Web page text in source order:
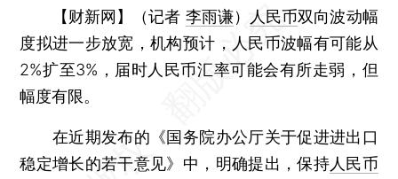
【财新网】（记者 李雨谦） 人民币双向波动幅
度拟进一步放宽，机构预计，人民币波幅有可能从
2%扩至3%，届时人民币汇率可能会有所走弱，但
幅度有限。
在近期发布的《国务院办公厅关于促进进出口
稳定增长的若干意见》中，明确提出，保持人民币